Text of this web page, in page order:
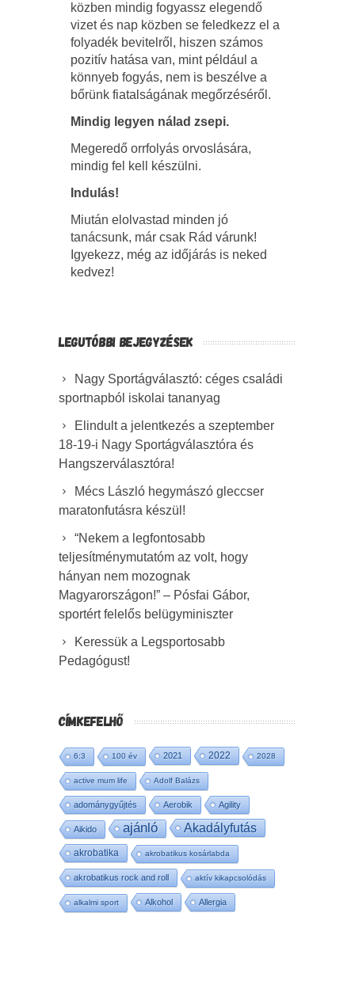
közben mindig fogyassz elegendő
vizet és nap közben se feledkezz el a
folyadék bevitelről, hiszen számos
pozitív hatása van, mint például a
könnyeb fogyás, nem is beszélve a
bőrünk fiatalságának megőrzéséről.
Mindig legyen nálad zsepi.
Megeredő orrfolyás orvoslására,
mindig fel kell készülni.
Indulás!
Miután elolvastad minden jó
tanácsunk, már csak Rád várunk!
Igyekezz, még az időjárás is neked
kedvez!
LEGUTÓBBI BEJEGYZÉSEK
Nagy Sportágválasztó: céges családi
sportnapból iskolai tananyag
Elindult a jelentkezés a szeptember
18-19-i Nagy Sportágválasztóra és
Hangszerválasztóra!
Mécs László hegymászó gleccser
maratonfutásra készül!
“Nekem a legfontosabb
teljesítménymutatóm az volt, hogy
hányan nem mozognak
Magyarországon!” – Pósfai Gábor,
sportért felelős belügyminiszter
Keressük a Legsportosabb
Pedagógust!
CÍMKEFELHŐ
6:3 100 év 2021 2022 2028
active mum life Adolf Balázs
adománygyűjtés Aerobik Agility
Aikido ajánló Akadályfutás
akrobatika akrobatikus kosárlabda
akrobatikus rock and roll aktív kikapcsolódás
alkalmi sport Alkohol Allergia